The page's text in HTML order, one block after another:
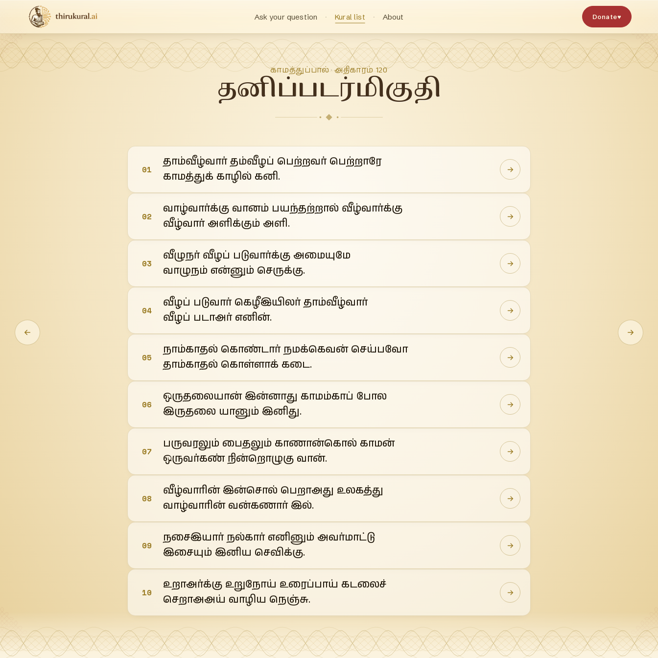
Ask your question Kural list About Donate♥
காமத்துப்பால் · அதிகாரம் 120
தனிப்படர்மிகுதி
01
தாம்வீழ்வார் தம்வீழப் பெற்றவர் பெற்றாரே
காமத்துக் காழில் கனி.
02
வாழ்வார்க்கு வானம் பயந்தற்றால் வீழ்வார்க்கு
வீழ்வார் அளிக்கும் அளி.
03
வீழுநர் வீழப் படுவார்க்கு அமையுமே
வாழுநம் என்னும் செருக்கு.
04
வீழப் படுவார் கெழீஇயிலர் தாம்வீழ்வார்
வீழப் படாஅர் எனின்.
05
நாம்காதல் கொண்டார் நமக்கெவன் செய்பவோ
தாம்காதல் கொள்ளாக் கடை.
06
ஒருதலையான் இன்னாது காமம்காப் போல
இருதலை யானும் இனிது.
07
பருவரலும் பைதலும் காணான்கொல் காமன்
ஒருவர்கண் நின்றொழுகு வான்.
08
வீழ்வாரின் இன்சொல் பெறாஅது உலகத்து
வாழ்வாரின் வன்கணார் இல்.
09
நசைஇயார் நல்கார் எனினும் அவர்மாட்டு
இசையும் இனிய செவிக்கு.
10
உறாஅர்க்கு உறுநோய் உரைப்பாய் கடலைச்
செறாஅஅய் வாழிய நெஞ்சு.